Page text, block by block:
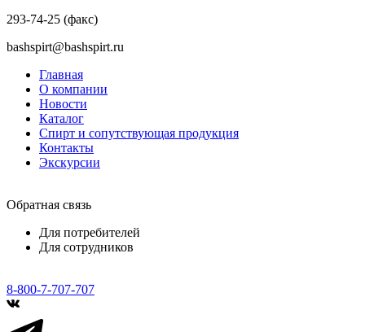
293-74-25 (факс)
bashspirt@bashspirt.ru
Главная
О компании
Новости
Каталог
Спирт и сопутствующая продукция
Контакты
Экскурсии
Обратная связь
Для потребителей
Для сотрудников
8-800-7-707-707